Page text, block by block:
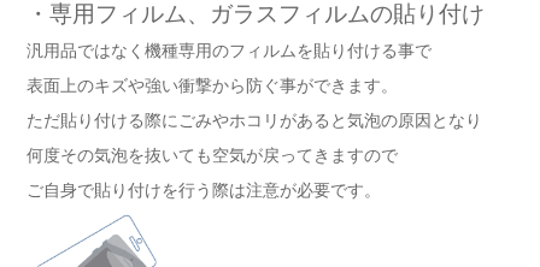
・専用フィルム、ガラスフィルムの貼り付け
汎用品ではなく機種専用のフィルムを貼り付ける事で
表面上のキズや強い衝撃から防ぐ事ができます。
ただ貼り付ける際にごみやホコリがあると気泡の原因となり
何度その気泡を抜いても空気が戻ってきますので
ご自身で貼り付けを行う際は注意が必要です。